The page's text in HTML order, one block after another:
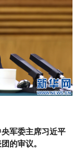
军委主席习近平
的审议。